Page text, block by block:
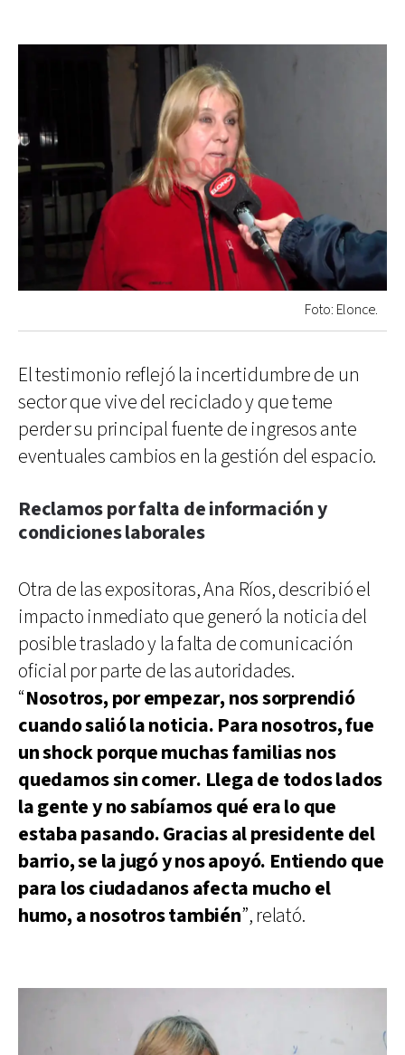
Foto: Elonce.
El testimonio reflejó la incertidumbre de un
sector que vive del reciclado y que teme
perder su principal fuente de ingresos ante
eventuales cambios en la gestión del espacio.
Reclamos por falta de información y
condiciones laborales
Otra de las expositoras, Ana Ríos, describió el
impacto inmediato que generó la noticia del
posible traslado y la falta de comunicación
oficial por parte de las autoridades.
“Nosotros, por empezar, nos sorprendió
cuando salió la noticia. Para nosotros, fue
un shock porque muchas familias nos
quedamos sin comer. Llega de todos lados
la gente y no sabíamos qué era lo que
estaba pasando. Gracias al presidente del
barrio, se la jugó y nos apoyó. Entiendo que
para los ciudadanos afecta mucho el
humo, a nosotros también”, relató.